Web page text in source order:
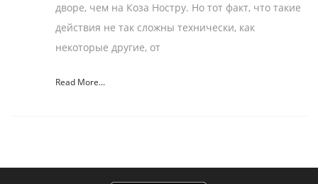
дворе, чем на Коза Ностру. Но тот факт, что такие
действия не так сложны технически, как
некоторые другие, от
Read More...